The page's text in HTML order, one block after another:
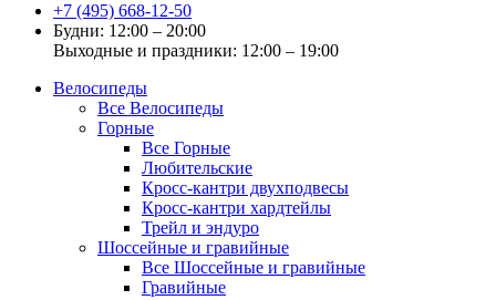
+7 (495) 668-12-50
Будни: 12:00 – 20:00
Выходные и праздники: 12:00 – 19:00
Велосипеды
Все Велосипеды
Горные
Все Горные
Любительские
Кросс-кантри двухподвесы
Кросс-кантри хардтейлы
Трейл и эндуро
Шоссейные и гравийные
Все Шоссейные и гравийные
Гравийные